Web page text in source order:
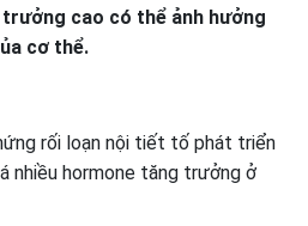
cao có thể ảnh hưởng
cơ thể.
rối loạn nội tiết tố phát triển
nhiều hormone tăng trưởng ở